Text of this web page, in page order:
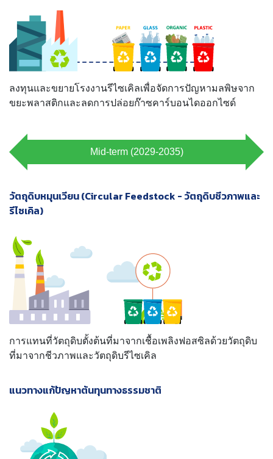
ลงทุนและขยายโรงงานรีไซเคิลเพื่อจัดการปัญหามลพิษจาก
ขยะพลาสติกและลดการปล่อยก๊าซคาร์บอนไดออกไซด์
Mid-term (2029-2035)
วัตถุดิบหมุนเวียน (Circular Feedstock - วัตถุดิบชีวภาพและ
รีไซเคิล)
การแทนที่วัตถุดิบตั้งต้นที่มาจากเชื้อเพลิงฟอสซิลด้วยวัตถุดิบ
ที่มาจากชีวภาพและวัตถุดิบรีไซเคิล
แนวทางแก้ปัญหาต้นทุนทางธรรมชาติ